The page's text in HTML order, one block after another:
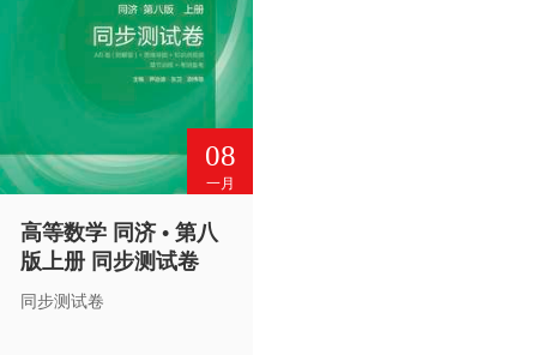
08
一月
高等数学 同济 • 第八
版上册 同步测试卷
同步测试卷